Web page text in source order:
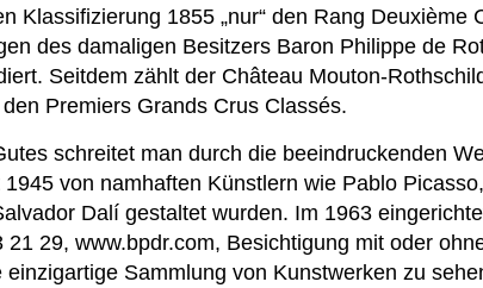
Klassifizierung 1855 „nur“ den Rang Deuxième
des damaligen Besitzers Baron Philippe de
Seitdem zählt der Château Mouton-
Premiers Grands Crus Classés.
schreitet man durch die beeindruckenden
von namhaften Künstlern wie Pablo
Dalí gestaltet wurden. Im 1963
21 29, www.bpdr.com, Besichtigung mit oder
Sammlung von Kunstwerken zu